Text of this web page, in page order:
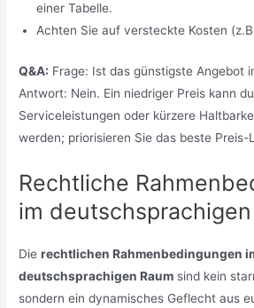
einer Tabelle.
Achten Sie auf versteckte Kosten
Q&A: Frage: Ist das günstigste Angebot
Antwort: Nein. Ein niedriger Preis kann
Serviceleistungen oder kürzere
werden; priorisieren Sie das beste Preis-
Rechtliche
im deutschsprachigen
Dierechtlichen Rahmenbedingungen
deutschsprachigen Raum sind kein
sondern ein dynamisches Geflecht aus